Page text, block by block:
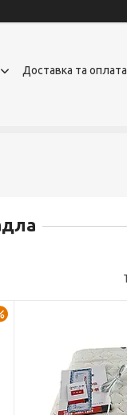
Доставка та оплата